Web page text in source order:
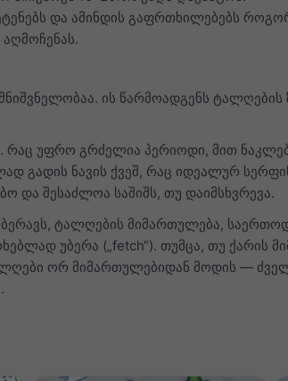
და ამინდის გაფრთხილებებს
ის წარმოადგენს
უფრო გრძელია პერიოდი, მით
ნავის ქვეშ, რაც იდეალურ
და შესაძლოა საშიშს, თუ დაიმსხვრევა.
ტალღების მიმართულება,
უბერა („fetch“). თუმცა, თუ
ორ მიმართულებიდან მოდის —